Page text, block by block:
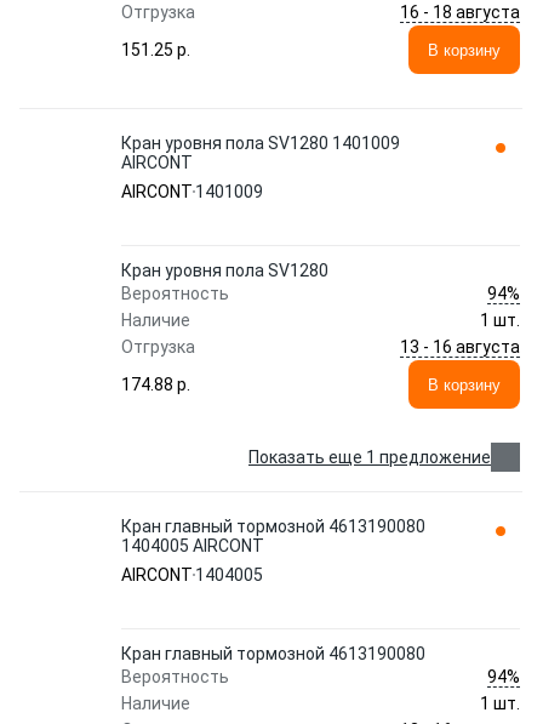
Отгрузка
16 - 18 августа
151.25 p.
В корзину
Кран уровня пола SV1280 1401009
AIRCONT
AIRCONT 1401009
Кран уровня пола SV1280
Вероятность
94%
Наличие
1 шт.
Отгрузка
13 - 16 августа
174.88 p.
В корзину
Показать еще 1 предложение
Кран главный тормозной 4613190080
1404005 AIRCONT
AIRCONT 1404005
Кран главный тормозной 4613190080
Вероятность
94%
Наличие
1 шт.